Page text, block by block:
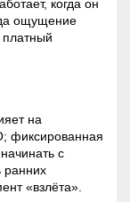
когда он
ощущение
на
; фиксированная
с
ранних
«взлёта».